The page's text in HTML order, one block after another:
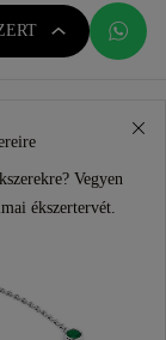
Vegyen
ékszertervét.